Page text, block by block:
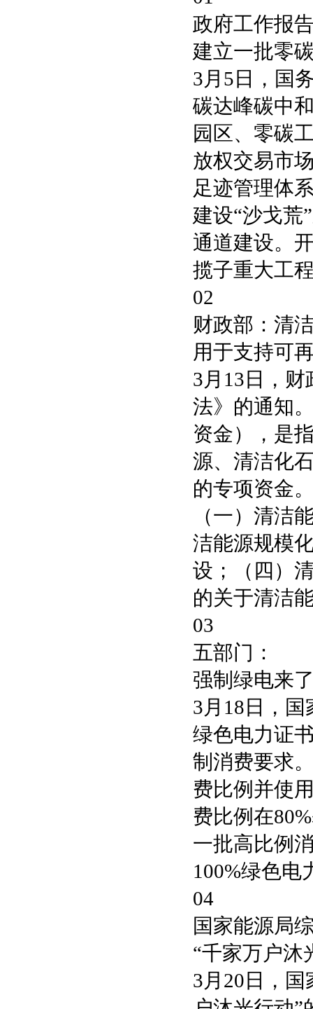
政府工作报
建立一批零
3月5日，国
碳达峰碳中
园区、零碳
放权交易市
足迹管理体
建设“沙戈荒
通道建设。
揽子重大工
02
财政部：清
用于支持可
3月13日，
法》的通知
资金），是
源、清洁化
的专项资金
（一）清洁
洁能源规模
设；（四）
的关于清洁
03
五部门：
强制绿电来
3月18日，
绿色电力证
制消费要求
费比例并使
费比例在
一批高比例
100%绿色电
04
国家能源局
“千家万户沐
3月20日，